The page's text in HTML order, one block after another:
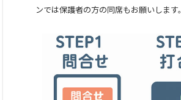
ンでは保護者の方の同席もお願いします。